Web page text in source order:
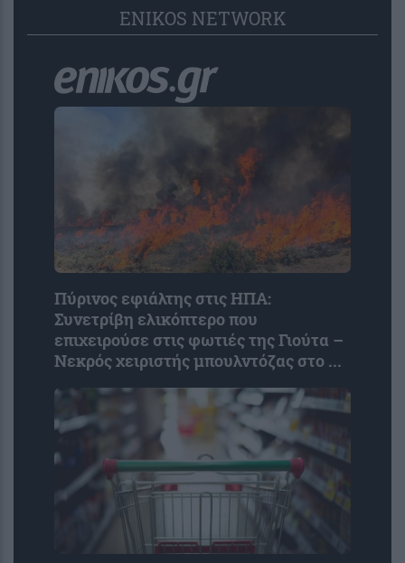
ENIKOS NETWORK
Πύρινος εφιάλτης στις ΗΠΑ:
Συνετρίβη ελικόπτερο που
επιχειρούσε στις φωτιές της Γιούτα –
Νεκρός χειριστής μπουλντόζας στο ...